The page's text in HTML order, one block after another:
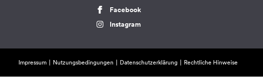
Facebook
Instagram
Impressum Nutzungsbedingungen Datenschutzerklärung Rechtliche Hinweise